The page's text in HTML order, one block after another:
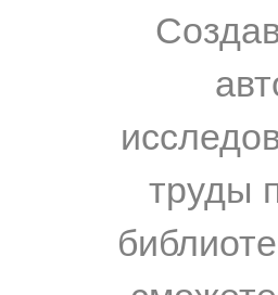
труды